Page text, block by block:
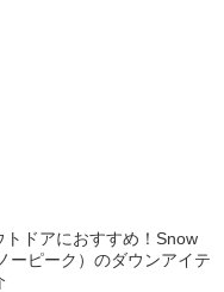
トドアにおすすめ！Snow
ーピーク）のダウンアイテ